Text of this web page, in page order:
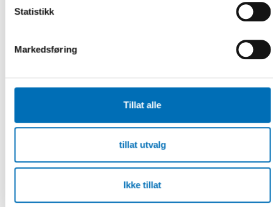
Statistikk
Markedsføring
Tillat alle
tillat utvalg
Ikke tillat
Sverige
UKK ligger centralt i Uppsala och det är endast några
minuters promenadväg från resecentrum, dit både tåg och
Från Stockholm tar det cirka 30-minuter med tåg från
centralstation och från Arlanda flygplats är det en 20-
minuters tågresa till Uppsala. Tidtabeller och mer
Uppsala samt lokaltrafik i Uppsala finns påUpplands
Det finns tyvärr ingen besöksparkering på UKK, men
Centralgaraget